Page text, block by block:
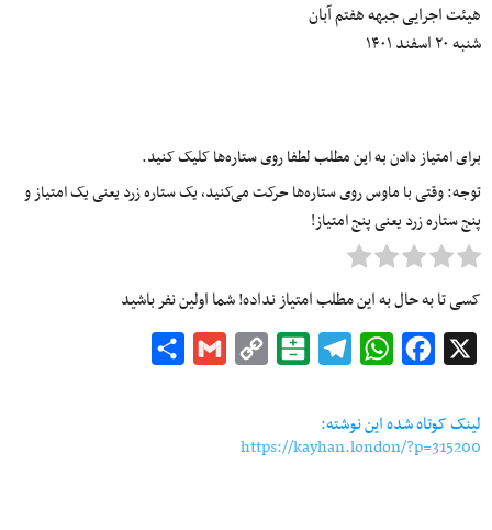
هیئت اجرایی جبهه هفتم آبان
شنبه ۲۰ اسفند ۱۴۰۱
برای امتیاز دادن به این مطلب لطفا روی ستاره‌ها کلیک کنید.
توجه: وقتی با ماوس روی ستاره‌ها حرکت می‌کنید، یک ستاره زرد یعنی یک امتیاز و
پنج ستاره زرد یعنی پنج امتیاز!
کسی تا به حال به این مطلب امتیاز نداده! شما اولین نفر باشید
Facebook
WhatsApp
Telegram
Balatarin
Copy
Gmail
لینک کوتاه شده این نوشته:
https://kayhan.london/?p=315200